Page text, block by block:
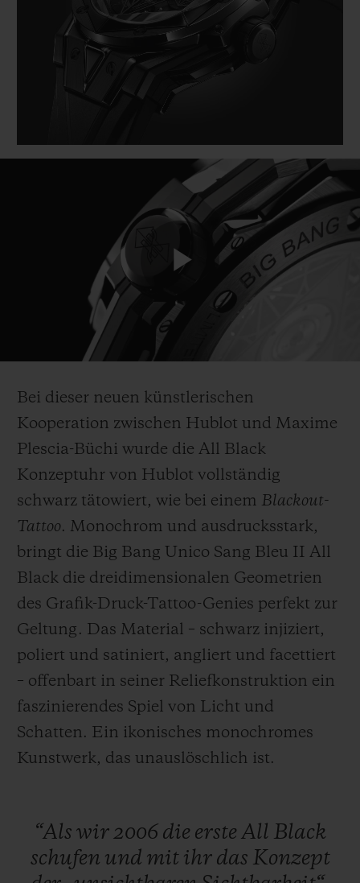
Play
Bei dieser neuen künstlerischen
Kooperation zwischen Hublot und Maxime
Plescia-Büchi wurde die All Black
Konzeptuhr von Hublot vollständig
schwarz tätowiert, wie bei einem Blackout-
Tattoo. Monochrom und ausdrucksstark,
bringt die Big Bang Unico Sang Bleu II All
Black die dreidimensionalen Geometrien
des Grafik-Druck-Tattoo-Genies perfekt zur
Geltung. Das Material – schwarz injiziert,
poliert und satiniert, angliert und facettiert
– offenbart in seiner Reliefkonstruktion ein
faszinierendes Spiel von Licht und
Schatten. Ein ikonisches monochromes
Kunstwerk, das unauslöschlich ist.
“Als wir2006 die erste All Black
schufen und mit ihr das Konzept
SUMMER MULTI-
COLORED CERAMIC
BIG BANG
PEACH CERAMIC
EXKLUSIVE DIENSTLEISTUNGEN
HUBLOTISTA UND GARANTIEVERLÄNGERUNG
VORAUSSICHTLICHE LIEFERZEIT
KOSTENLOSE LIEFERUNG & RÜCKSENDUNGEN
SICHERE BEZAHLUNG
GESCHENKBEUTEL
KONTAKT
EINE BOUTIQUE FINDEN